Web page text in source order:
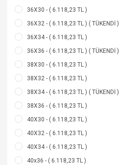
36X30 - ( 6.118,23 TL )
36X32 - ( 6.118,23 TL ) ( TÜKENDİ )
36X34 - ( 6.118,23 TL )
36X36 - ( 6.118,23 TL ) ( TÜKENDİ )
38X30 - ( 6.118,23 TL )
38X32 - ( 6.118,23 TL )
38X34 - ( 6.118,23 TL ) ( TÜKENDİ )
38X36 - ( 6.118,23 TL )
40X30 - ( 6.118,23 TL )
40X32 - ( 6.118,23 TL )
40X34 - ( 6.118,23 TL )
40x36 - ( 6.118,23 TL )